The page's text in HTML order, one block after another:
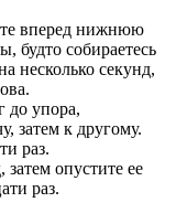
вперед нижнюю
будто собираетесь
несколько секунд,
до упора,
затем к другому.
раз.
затем опустите ее
раз.